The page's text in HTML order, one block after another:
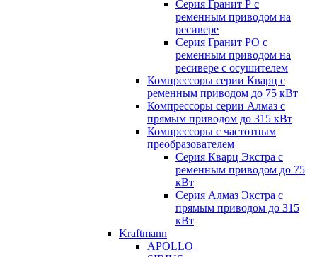
Серия Гранит Р с
ременным приводом на
ресивере
Серия Гранит РО с
ременным приводом на
ресивере с осушителем
Компрессоры серии Кварц с
ременным приводом до 75 кВт
Компрессоры серии Алмаз с
прямым приводом до 315 кВт
Компрессоры с частотным
преобразователем
Серия Кварц Экстра с
ременным приводом до 75
кВт
Серия Алмаз Экстра с
прямым приводом до 315
кВт
Kraftmann
APOLLO